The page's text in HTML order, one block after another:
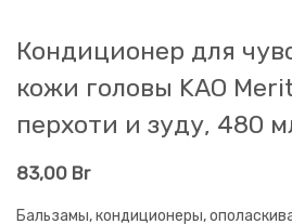
Кондиционер для
кожи головы KAO
перхоти и зуду, 480
83,00 Br
Бальзамы, кондиционеры,